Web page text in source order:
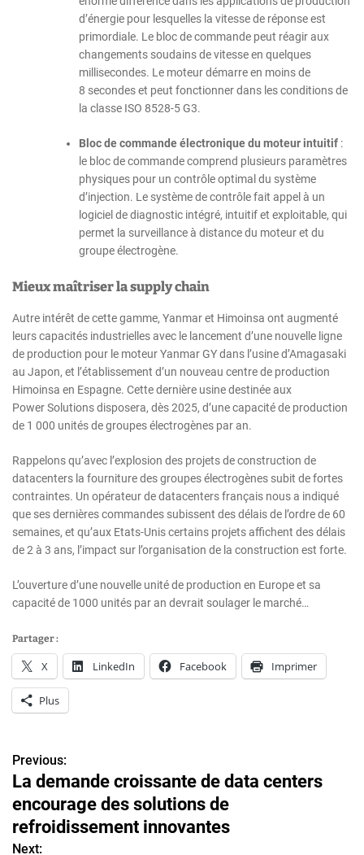
d’énergie pour lesquelles la vitesse de réponse est
primordiale. Le bloc de commande peut réagir aux
changements soudains de vitesse en quelques
millisecondes. Le moteur démarre en moins de
8 secondes et peut fonctionner dans les conditions de
la classe ISO 8528-5 G3.
Bloc de commande électronique du moteur intuitif :
le bloc de commande comprend plusieurs paramètres
physiques pour un contrôle optimal du système
d’injection. Le système de contrôle fait appel à un
logiciel de diagnostic intégré, intuitif et exploitable, qui
permet la surveillance à distance du moteur et du
groupe électrogène.
Mieux maîtriser la supply chain
Autre intérêt de cette gamme, Yanmar et Himoinsa ont augmenté
leurs capacités industrielles avec le lancement d’une nouvelle ligne
de production pour le moteur Yanmar GY dans l’usine d’Amagasaki
au Japon, et l’établissement d’un nouveau centre de production
Himoinsa en Espagne. Cette dernière usine destinée aux
Power Solutions disposera, dès 2025, d’une capacité de production
de 1 000 unités de groupes électrogènes par an.
Rappelons qu’avec l’explosion des projets de construction de
datacenters la fourniture des groupes électrogènes subit de fortes
contraintes. Un opérateur de datacenters français nous a indiqué
que ses dernières commandes subissent des délais de l’ordre de 60
semaines, et qu’aux Etats-Unis certains projets affichent des délais
de 2 à 3 ans, l’impact sur l’organisation de la construction est forte.
L’ouverture d’une nouvelle unité de production en Europe et sa
capacité de 1000 unités par an devrait soulager le marché…
Partager :
X LinkedIn Facebook Imprimer
Plus
N
a
v
Previous:
La demande croissante de data centers
encourage des solutions de
refroidissement innovantes
Next: